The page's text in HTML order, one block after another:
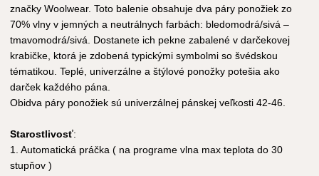
značky Woolwear. Toto balenie obsahuje dva páry ponožiek zo
70% vlny v jemných a neutrálnych farbách: bledomodrá/sivá –
tmavomodrá/sivá. Dostanete ich pekne zabalené v darčekovej
krabičke, ktorá je zdobená typickými symbolmi so švédskou
tématikou. Teplé, univerzálne a štýlové ponožky potešia ako
darček každého pána.
Obidva páry ponožiek sú univerzálnej pánskej veľkosti 42-46.
Starostlivosť:
1. Automatická práčka ( na programe vlna max teplota do 30
stupňov )